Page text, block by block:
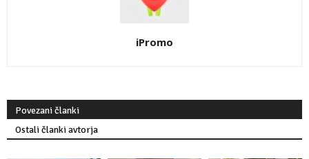
iPromo
Povezani članki
Ostali članki avtorja